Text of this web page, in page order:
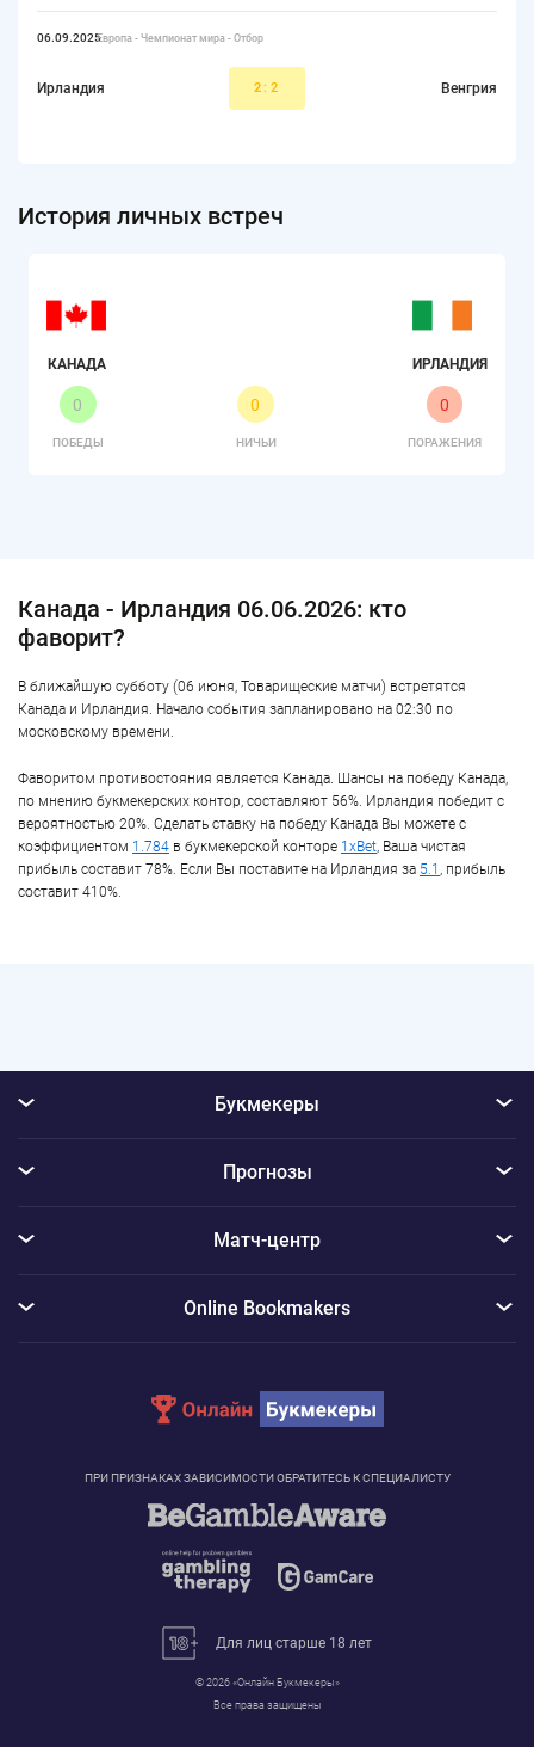
06.09.2025Европа - Чемпионат мира - Отбор
Ирландия 2:2 Венгрия
История личных встреч
КАНАДА
0
ПОБЕДЫ
0
НИЧЬИ
0
ПОРАЖЕНИЯ
ИРЛАНДИЯ
Канада - Ирландия 06.06.2026: кто
фаворит?
В ближайшую субботу (06 июня, Товарищеские матчи) встретятся
Канада и Ирландия. Начало события запланировано на 02:30 по
московскому времени.
Фаворитом противостояния является Канада. Шансы на победу Канада,
по мнению букмекерских контор, составляют 56%. Ирландия победит с
вероятностью 20%. Сделать ставку на победу Канада Вы можете с
коэффициентом 1.784 в букмекерской конторе 1xBet, Ваша чистая
прибыль составит 78%. Если Вы поставите на Ирландия за 5.1 , прибыль
составит 410%.
ПРИ ПРИЗНАКАХ ЗАВИСИМОСТИ ОБРАТИТЕСЬ К СПЕЦИАЛИСТУ
Для лиц старше 18 лет
© 2026 «Онлайн Букмекеры»
Все права защищены
Букмекеры
Прогнозы
Матч-центр
Online Bookmakers